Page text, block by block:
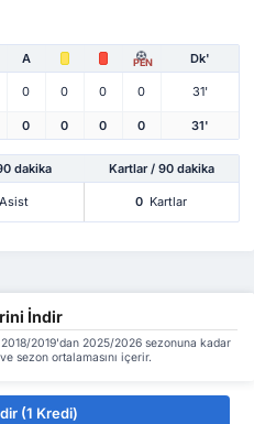
A PEN Dk'
0 0 0 0 31'
0 0 0 0 31'
dakika Kartlar / 90 dakika
Asist 0 Kartlar
İndir
2019'dan 2025/2026 sezonuna kadar
sezon ortalamasını içerir.
(1 Kredi)